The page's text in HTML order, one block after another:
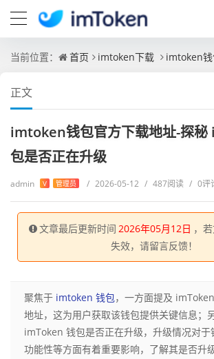
当前位置： 首页 imtoken下载 imtoken钱包官方下载
正文
imtoken钱包官方下载地址-探
包是否正在升级
admin V 管理员 / 2026-05-12 / 487阅读 / 0评
文章最后更新时间 2026年05月12日 ，
失效，请留言反馈！
聚焦于 imtoken 钱包，一方面提及
地址，这为用户获取该钱包提供关键信息；
imToken 钱包是否正在升级，升级情况对于
功能性等方面有着重要影响，了解其是否升